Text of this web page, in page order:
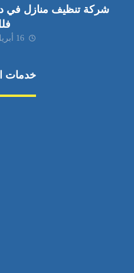
16 أبريل، 2025
خدمات